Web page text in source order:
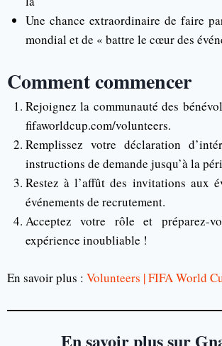
Une chance extraordinaire de faire
mondial et de « battre le cœur des
Comment commencer
Rejoignez la communauté des
fifaworldcup.com/volunteers.
Remplissez votre déclaration
instructions de demande jusqu’à la
Restez à l’affût des invitations aux
événements de recrutement.
Acceptez votre rôle et préparez-
expérience inoubliable !
En savoir plus : Volunteers | FIFA World
En savoir plus sur